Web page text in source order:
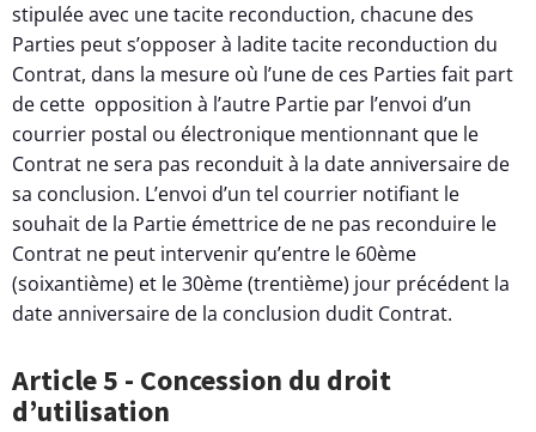
stipulée avec une tacite reconduction, chacune des
Parties peut s’opposer à ladite tacite reconduction du
Contrat, dans la mesure où l’une de ces Parties fait part
de cette opposition à l’autre Partie par l’envoi d’un
courrier postal ou électronique mentionnant que le
Contrat ne sera pas reconduit à la date anniversaire de
sa conclusion. L’envoi d’un tel courrier notifiant le
souhait de la Partie émettrice de ne pas reconduire le
Contrat ne peut intervenir qu’entre le 60ème
(soixantième) et le 30ème (trentième) jour précédent la
date anniversaire de la conclusion dudit Contrat.
Article 5 - Concession du droit
d’utilisation